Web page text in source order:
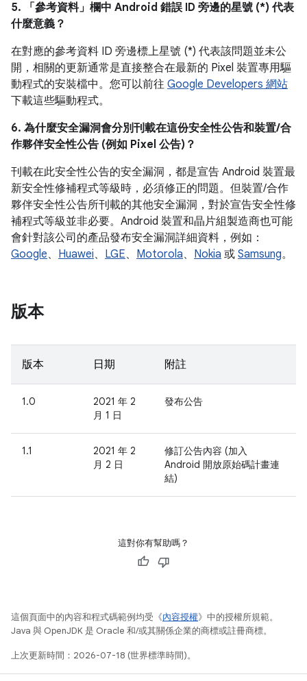
5. 「參考資料」 欄中 Android 錯誤 ID 旁邊的星號 (*) 代表
什麼意義？
在對應的參考資料 ID 旁邊標上星號 (*) 代表該問題並未公
開，相關的更新通常是直接整合在最新的 Pixel 裝置專用驅
動程式的安裝檔中。您可以前往 Google Developers 網站
下載這些驅動程式。
6. 為什麼安全漏洞會分別刊載在這份安全性公告和裝置/合
作夥伴安全性公告 (例如 Pixel 公告)？
刊載在此安全性公告的安全漏洞，都是宣告 Android 裝置最
新安全性修補程式等級時，必須修正的問題。但裝置/合作
夥伴安全性公告所刊載的其他安全漏洞，對於宣告安全性修
補程式等級並非必要。Android 裝置和晶片組製造商也可能
會針對該公司的產品發布安全漏洞詳細資料，例如：
Google、 Huawei、 LGE、 Motorola、 Nokia 或 Samsung。
版本
版本 日期 附註
1.0
2021 年 2
月 1 日
發布公告
1.1
2021 年 2
月 2 日
修訂公告內容 (加入
Android 開放原始碼計畫連
結)
這對你有幫助嗎？
這個頁面中的內容和程式碼範例均受《內容授權》中的授權所規範。
Java 與 OpenJDK 是 Oracle 和/或其關係企業的商標或註冊商標。
上次更新時間：2026-07-18 (世界標準時間)。